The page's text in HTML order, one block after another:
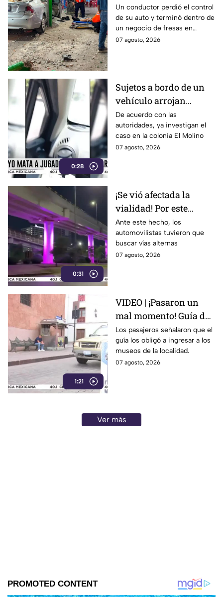
de fresas durante la
noche; esto sabemos
Un conductor perdió el control
de su auto y terminó dentro de
un negocio de fresas en
Carrizalito, Irapuato
07 agosto, 2026
0:28
Sujetos a bordo de un
vehículo arrojan
objetos peatones y
ciclistas en este punto
en León
De acuerdo con las
autoridades, ya investigan el
caso en la colonia El Molino
07 agosto, 2026
0:31
¡Se vió afectada la
vialidad! Por este
motivo cerraron el
Distribuidor Vial Juan
Pablo II en León
Ante este hecho, los
automovilistas tuvieron que
buscar vías alternas
07 agosto, 2026
1:21
VIDEO | ¡Pasaron un
mal momento! Guía de
turistas causa
indignación en
Guanajuato Capital
Los pasajeros señalaron que el
guía los obligó a ingresar a los
museos de la localidad.
07 agosto, 2026
Ver más